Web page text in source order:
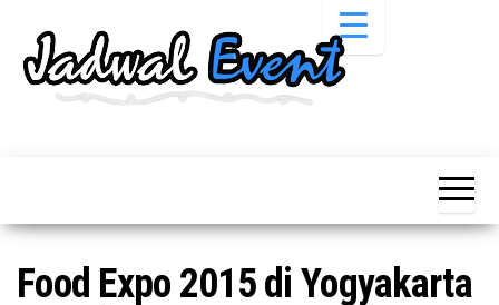
Pameran,
Acara &
Pameran,
Bazaar,
Workshop,
Food Expo 2015 di Yogyakarta